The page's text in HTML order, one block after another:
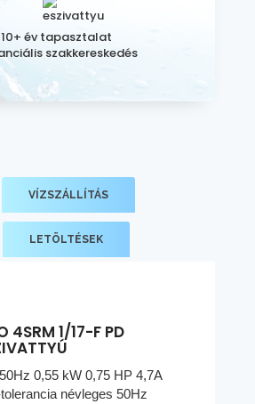
10+ év tapasztalat
szakkereskedés
VÍZSZÁLLÍTÁS
LETÖLTÉSEK
4SRM 1/17-F PD
0,55 kW 0,75 HP 4,7A
névleges 50Hz